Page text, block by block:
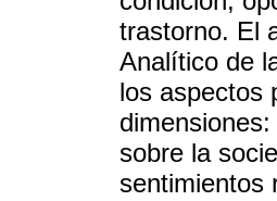
trastorno. El
Analítico de
los aspectos
sobre la
sentimientos